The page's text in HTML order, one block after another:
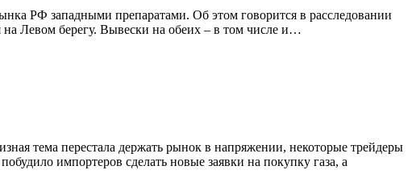
РФ западными препаратами. Об этом говорится в расследовании
на Левом берегу. Вывески на обеих – в том числе и…
тема перестала держать рынок в напряжении, некоторые трейдеры
импортеров сделать новые заявки на покупку газа, а